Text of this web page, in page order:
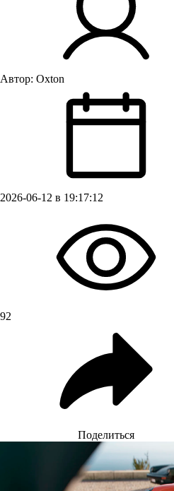
Автор: Oxton
2026-06-12 в 19:17:12
92
Поделиться